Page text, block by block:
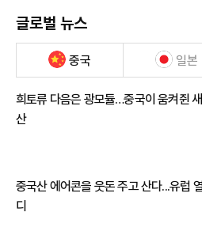
글로벌 뉴스
중국 일본
희토류 다음은 광모듈…중국이 움켜쥔
산
중국산 에어콘을 웃돈 주고 산다...유럽
디